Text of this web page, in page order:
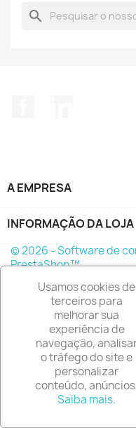
search
A EMPRESA
INFORMAÇÃO DA LOJA
© 2026 - Software de
PrestaShop™
Usamos cookies de
terceiros para
melhorar sua
experiência de
navegação,
o tráfego do site e
personalizar
conteúdo,
Saiba mais.